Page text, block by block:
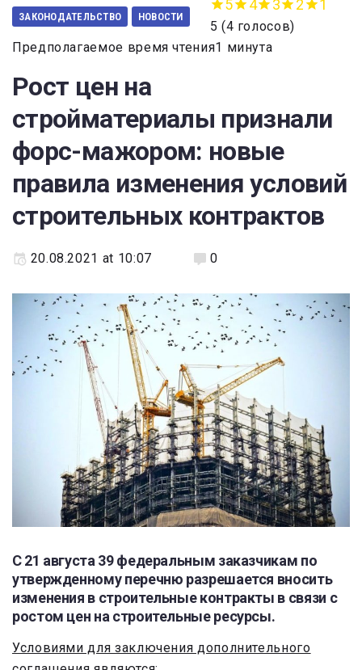
ЗАКОНОДАТЕЛЬСТВО НОВОСТИ
5 4 3 2 1
5 (4 голосов)
Предполагаемое время чтения1 минута
Рост цен на
стройматериалы признали
форс-мажором: новые
правила изменения условий
строительных контрактов
20.08.2021 at 10:07 0
C 21 августа 39 федеральным заказчикам по
утвержденному перечню разрешается вносить
изменения в строительные контракты в связи с
ростом цен на строительные ресурсы.
Условиями для заключения дополнительного